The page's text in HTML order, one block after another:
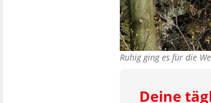
Ruhig ging es für die
Deine